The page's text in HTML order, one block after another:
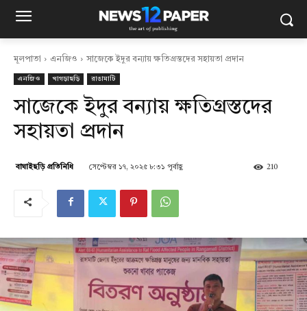
মূলপাতা এনজিও সাজেকে ইদুর বন্যায় ক্ষতিগ্রস্তদের সহায়তা প্রদান
এনজিও খাগড়াছড়ি রাঙামাটি
সাজেকে ইদুর বন্যায় ক্ষতিগ্রস্তদের
সহায়তা প্রদান
বাঘাইছড়ি প্রতিনিধি সেপ্টেম্বর ১৭, ২০২৫ ৮:৩১ পূর্বাহ্ণ 210